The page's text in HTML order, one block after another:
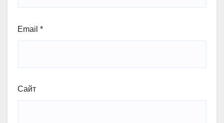
Email *
Сайт